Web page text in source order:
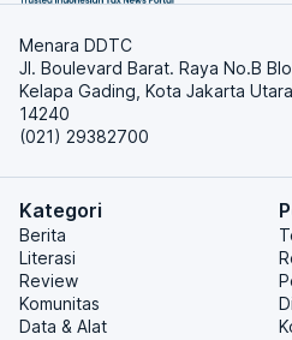
Menara DDTC
Jl. Boulevard Barat. Raya No.B
Kelapa Gading, Kota Jakarta
14240
(021) 29382700
Kategori
Berita
Literasi
Review
Komunitas
Data & Alat